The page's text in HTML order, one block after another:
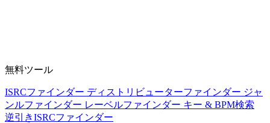
無料ツール
ISRCファインダー ディストリビューターファインダー ジャ
ンルファインダー レーベルファインダー キー & BPM検索
逆引きISRCファインダー